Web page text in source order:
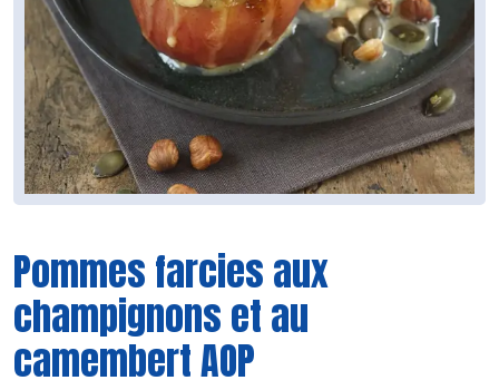
Pommes farcies aux
champignons et au
camembert AOP